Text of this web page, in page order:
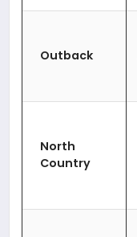
Outback
North
Country